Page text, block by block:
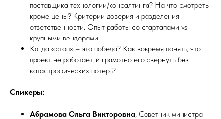
поставщика технологии/консалтинга? На что смотреть
кроме цены? Критерии доверия и разделения
ответственности. Опыт работы со стартапами vs
крупными вендорами.
Когда «стоп» – это победа? Как вовремя понять, что
проект не работает, и грамотно его свернуть без
катастрофических потерь?
Спикеры:
Абрамова Ольга Викторовна, Советник министра